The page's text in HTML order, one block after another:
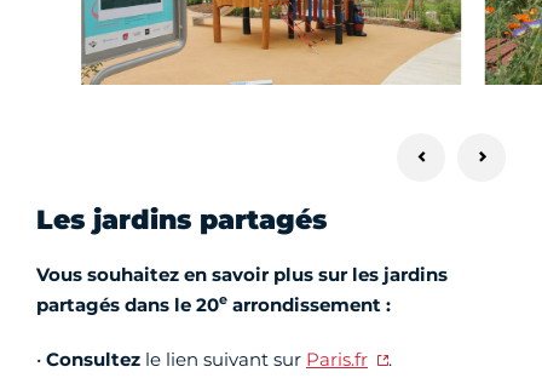
Les jardins partagés
Vous souhaitez en savoir plus sur les jardins
partagés dans le 20e arrondissement :
• Consultez le lien suivant sur Paris.fr .